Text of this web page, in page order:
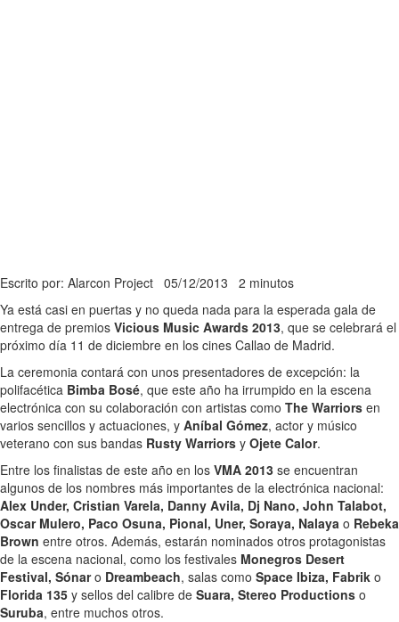
Escrito por: Alarcon Project 05/12/2013 2 minutos
Ya está casi en puertas y no queda nada para la esperada gala de
entrega de premios Vicious Music Awards 2013, que se celebrará el
próximo día 11 de diciembre en los cines Callao de Madrid.
La ceremonia contará con unos presentadores de excepción: la
polifacética Bimba Bosé, que este año ha irrumpido en la escena
electrónica con su colaboración con artistas como The Warriors en
varios sencillos y actuaciones, y Aníbal Gómez, actor y músico
veterano con sus bandas Rusty Warriors y Ojete Calor.
Entre los finalistas de este año en los VMA 2013 se encuentran
algunos de los nombres más importantes de la electrónica nacional:
Alex Under, Cristian Varela, Danny Avila, Dj Nano, John Talabot,
Oscar Mulero, Paco Osuna, Pional, Uner, Soraya, Nalaya o Rebeka
Brown entre otros. Además, estarán nominados otros protagonistas
de la escena nacional, como los festivales Monegros Desert
Festival, Sónaro Dreambeach, salas como Space Ibiza, Fabrik o
Florida 135 y sellos del calibre de Suara, Stereo Productions o
Suruba, entre muchos otros.